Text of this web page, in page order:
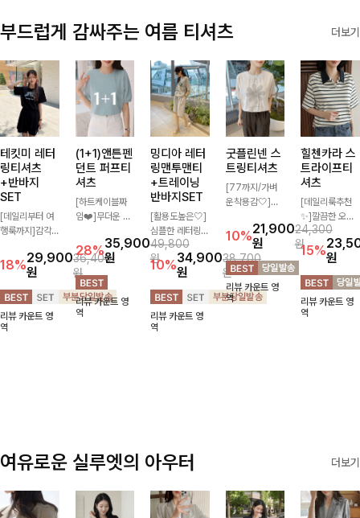
부드럽게 감싸주는 여름 티셔츠 더보기
테킷미 레터
링티셔츠
+반바지
SET
[데일리부터 여
행룩까지]감각
셔츠와 플레어
핏 반바지가 함
께 구성된 세트
아이템으로, 편
안하면서도 캐주
얼한 꾸안꾸룩을
18%29,900
원
36,400
원
리뷰 카운트 영
역
(1+1)앤튼펜
던트 퍼프티
셔츠
[하트케이블짜
임❤️]무더운 여
낭만같은 티셔츠
소재감에서 주는
포인트와 금장으
로 고급스러움도
놓치지 말아요♥
28%35,900
원
49,800
원
리뷰 카운트 영
역
밍디아 레터
링맨투맨티
+트레이닝
반바지SET
[활용도높은🤍]
심플한 레터링
포인트의 반팔
티셔츠와 여유롭
게 떨어지는 반
바지 조합으로
꾸안꾸 무드 제
대로 살려주는
트레이닝 세트
10%34,900
원
38,700
원
리뷰 카운트 영
역
굿플린넨 스
트링티셔츠
[77까지/가벼
운착용감🤍]린
럴한 플라워 프
린팅이 포인트가
되어 하나만으로
도 감성 있는 스
타일을 완성해드
리는 티셔츠-🌼
10%21,900
원
24,300
원
리뷰 카운트 영
역
힐첸카라 스
트라이프티
셔츠
[데일리룩추천
✨]깔끔한 오픈
카라넥과 조화로
운 배색이 들어
간 스트라이프
패턴으로 단정하
고 캐주얼한 무
드를 선사하는
반팔 티셔츠에
15%원
리뷰 카운트 영
역
여유로운 실루엣의 아우터 더보기